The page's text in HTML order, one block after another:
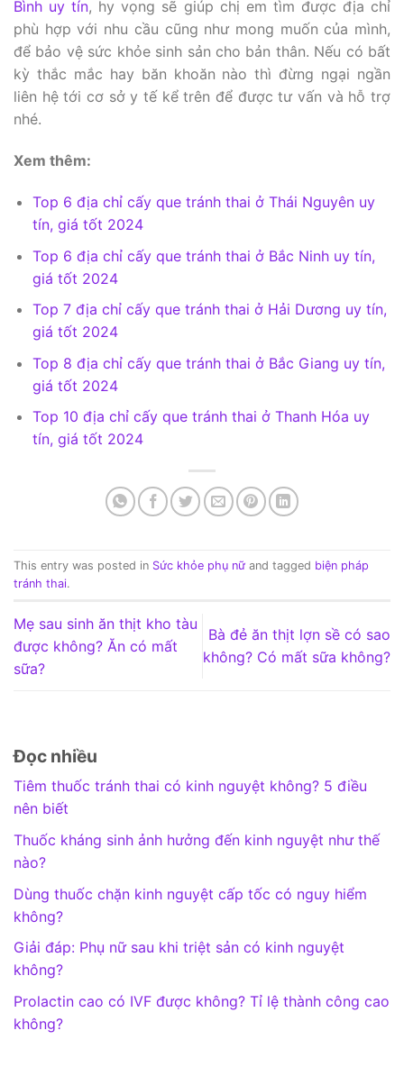
Bình uy tín, hy vọng sẽ giúp chị em tìm được địa chỉ
phù hợp với nhu cầu cũng như mong muốn của mình,
để bảo vệ sức khỏe sinh sản cho bản thân. Nếu có bất
kỳ thắc mắc hay băn khoăn nào thì đừng ngại ngần
liên hệ tới cơ sở y tế kể trên để được tư vấn và hỗ trợ
nhé.
Xem thêm:
Top 6 địa chỉ cấy que tránh thai ở Thái Nguyên uy
tín, giá tốt 2024
Top 6 địa chỉ cấy que tránh thai ở Bắc Ninh uy tín,
giá tốt 2024
Top 7 địa chỉ cấy que tránh thai ở Hải Dương uy tín,
giá tốt 2024
Top 8 địa chỉ cấy que tránh thai ở Bắc Giang uy tín,
giá tốt 2024
Top 10 địa chỉ cấy que tránh thai ở Thanh Hóa uy
tín, giá tốt 2024
This entry was posted in Sức khỏe phụ nữ and tagged biện pháp
tránh thai.
Mẹ sau sinh ăn thịt kho tàu
được không? Ăn có mất
sữa?
Bà đẻ ăn thịt lợn sề có sao
không? Có mất sữa không?
Đọc nhiều
Tiêm thuốc tránh thai có kinh nguyệt không? 5 điều
nên biết
Thuốc kháng sinh ảnh hưởng đến kinh nguyệt như thế
nào?
Dùng thuốc chặn kinh nguyệt cấp tốc có nguy hiểm
không?
Giải đáp: Phụ nữ sau khi triệt sản có kinh nguyệt
không?
Prolactin cao có IVF được không? Tỉ lệ thành công cao
không?